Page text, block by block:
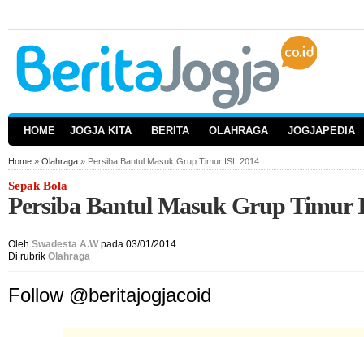
HOME JOGJA KITA BERITA OLAHRAGA JOGJAPEDIA
Home » Olahraga » Persiba Bantul Masuk Grup Timur ISL 2014
Sepak Bola
Persiba Bantul Masuk Grup Timur
Oleh Swadesta A.W pada 03/01/2014.
Di rubrik Olahraga
Follow @beritajogjacoid